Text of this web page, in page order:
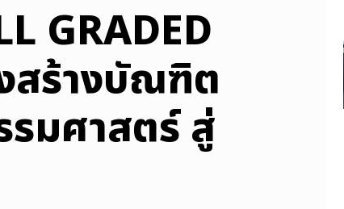
GRADED
สร้างบัณฑิต
มศาสตร์ สู่